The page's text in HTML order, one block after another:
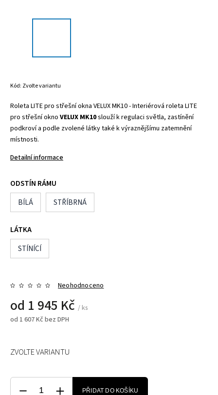
Kód: Zvolte variantu
Roleta LITE pro střešní okna VELUX MK10 -Interiérová roleta LITE
pro střešní okno VELUX MK10slouží k regulaci světla, zastínění
podkroví a podle zvolené látky také k výraznějšímu zatemnění
místnosti.
Detailní informace
ODSTÍN RÁMU
BÍLÁ
STŘÍBRNÁ
LÁTKA
STÍNÍCÍ
Neohodnoceno
od 1 945 Kč / ks
od 1 607 Kč bez DPH
ZVOLTE VARIANTU
PŘIDAT DO KOŠÍKU